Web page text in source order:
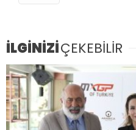
İLGİNİZİÇEKEBİLİR